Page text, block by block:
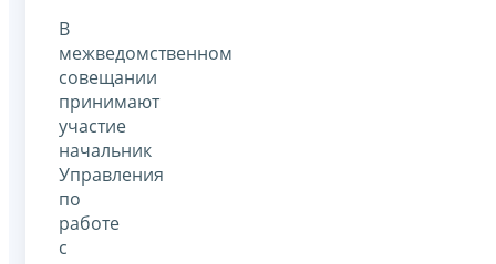
В
межведомственном
совещании
принимают
участие
начальник
Управления
по
работе
с